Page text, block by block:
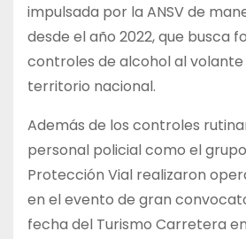
impulsada por la ANSV de
desde el año 2022, que busca
controles de alcohol al
territorio nacional.
Además de los controles
personal policial como el
Protección Vial realizaron
en el evento de gran
fecha del Turismo Carretera